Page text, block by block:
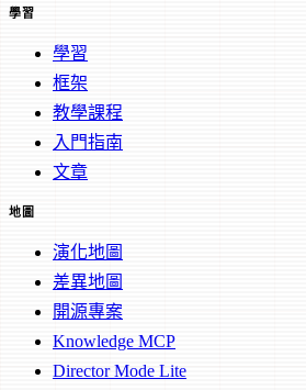
學習
學習
框架
教學課程
入門指南
文章
地圖
演化地圖
差異地圖
開源專案
Knowledge MCP
Director Mode Lite